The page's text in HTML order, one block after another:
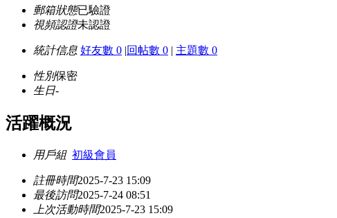
郵箱狀態已驗證
視頻認證未認證
統計信息 好友數 0 |回帖數 0 | 主題數 0
性別保密
生日-
活躍概況
用戶組 初級會員
註冊時間2025-7-23 15:09
最後訪問2025-7-24 08:51
上次活動時間2025-7-23 15:09